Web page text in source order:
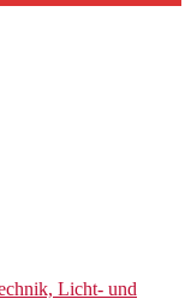
Licht- und